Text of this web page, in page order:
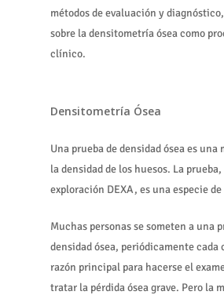
métodos de evaluación y
sobre la densitometría ósea como
clínico.
Densitometría Ósea
Una prueba de densidad ósea es una
la densidad de los huesos. La
exploración DEXA, es una especie
Muchas personas se someten a una
densidad ósea, periódicamente cada
razón principal para hacerse el
tratar la pérdida ósea grave. Pero la